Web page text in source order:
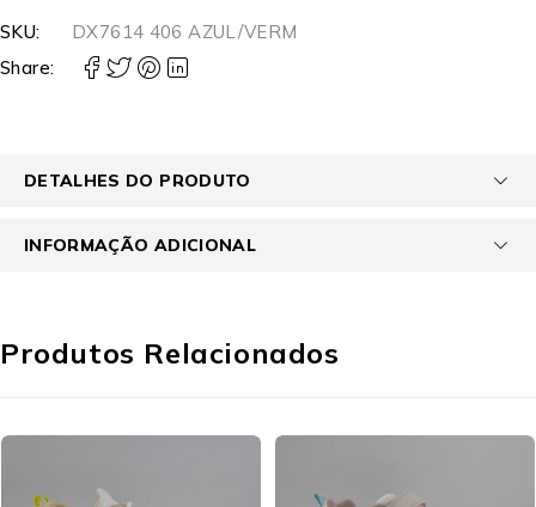
SKU:
DX7614 406 AZUL/VERM
Share:
DETALHES DO PRODUTO
INFORMAÇÃO ADICIONAL
Produtos Relacionados